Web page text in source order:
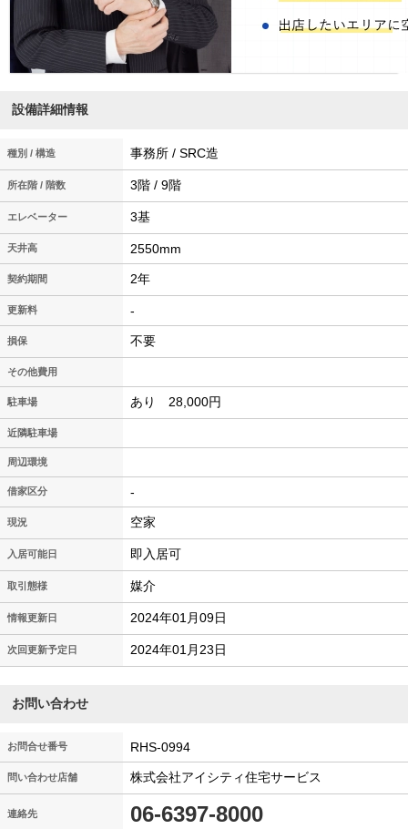
設備詳細情報
種別 / 構造 事務所 / SRC造
所在階 / 階数 3階 / 9階
エレベーター 3基
天井高 2550mm
契約期間 2年
更新料 -
損保 不要
その他費用
駐車場 あり 28,000円
近隣駐車場
周辺環境
借家区分 -
現況 空家
入居可能日 即入居可
取引態様 媒介
情報更新日 2024年01月09日
次回更新予定日 2024年01月23日
お問い合わせ
お問合せ番号 RHS-0994
問い合わせ店舗 株式会社アイシティ住宅サービス
連絡先 06-6397-8000